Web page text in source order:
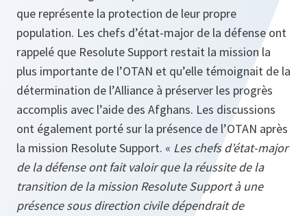
que représente la protection de leur propre
population. Les chefs d’état-major de la défense ont
rappelé que Resolute Support restait la mission la
plus importante de l’OTAN et qu’elle témoignait de la
détermination de l’Alliance à préserver les progrès
accomplis avec l’aide des Afghans. Les discussions
ont également porté sur la présence de l’OTAN après
la mission Resolute Support. « Les chefs d’état-major
de la défense ont fait valoir que la réussite de la
transition de la mission Resolute Support à une
présence sous direction civile dépendrait de